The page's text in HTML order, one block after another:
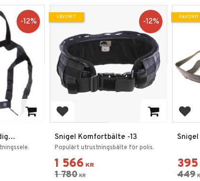
12%
Lägg till i favoriter
Snigel Komfortbälte -13
Populärt utrustningsbälte för polis.
1 566 KR
1 780 KR
12%
FAVORIT
395
449
FAVORIT